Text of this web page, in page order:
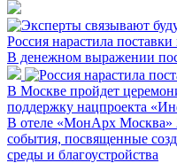
Россия нарастила
В денежном выражении
В Москве пройдет
поддержку нацпроекта
В отеле «МонАрх Москва»
события, посвященные
среды и благоустройства